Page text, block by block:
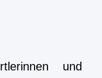
und